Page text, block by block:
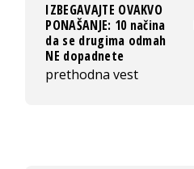
IZBEGAVAJTE OVAKVO
PONAŠANJE: 10 načina
da se drugima odmah
NE dopadnete
prethodna vest